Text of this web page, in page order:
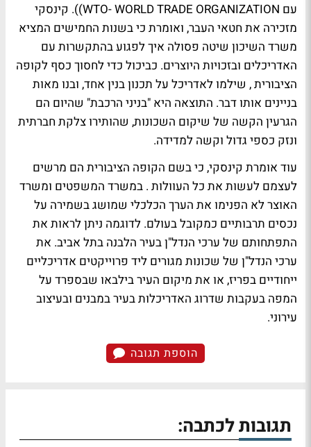
עם WTO- WORLD TRADE ORGANIZATION)). קינסקי
מזכירה את חטאי העבר, ואומרת כי בשנות החמישים המציא
משרד השיכון שיטה פסולה איך לפגוע בהתקשרות עם
האדריכלים ובזכויות היוצרים. כביכול כדי לחסוך כסף לקופה
הציבורית , שילמו לאדריכל על תכנון בנין אחד, ובנו מאות
בניינים אותו דבר. התוצאה היא "בניני הרכבת" שהיום הם
הגרעין הקשה של שיקום השכונות, שהותירו צלקת חברתית
ונזק כספי גדול וקשה למדידה.
עוד אומרת קינסקי, כי בשם הקופה הציבורית הם מרשים
לעצמם לעשות את כל העוולות . במשרד המשפטים ומשרד
האוצר לא הפנימו את הערך הכלכלי שמושג בשמירה על
נכסים תרבותיים כמקובל בעולם. לדוגמה ניתן לראות את
התפתחותם של ערכי הנדל"ן בעיר הלבנה בתל אביב. את
ערכי הנדל"ן של שכונות מגורים ליד פרוייקטים אדריכליים
ייחודיים בפריז, או את מיקום העיר בילבאו שבספרד על
המפה בעקבות שדרוג האדריכלות בעיר במבנים ובעיצוב
עירוני.
הוספת תגובה
תגובות לכתבה: